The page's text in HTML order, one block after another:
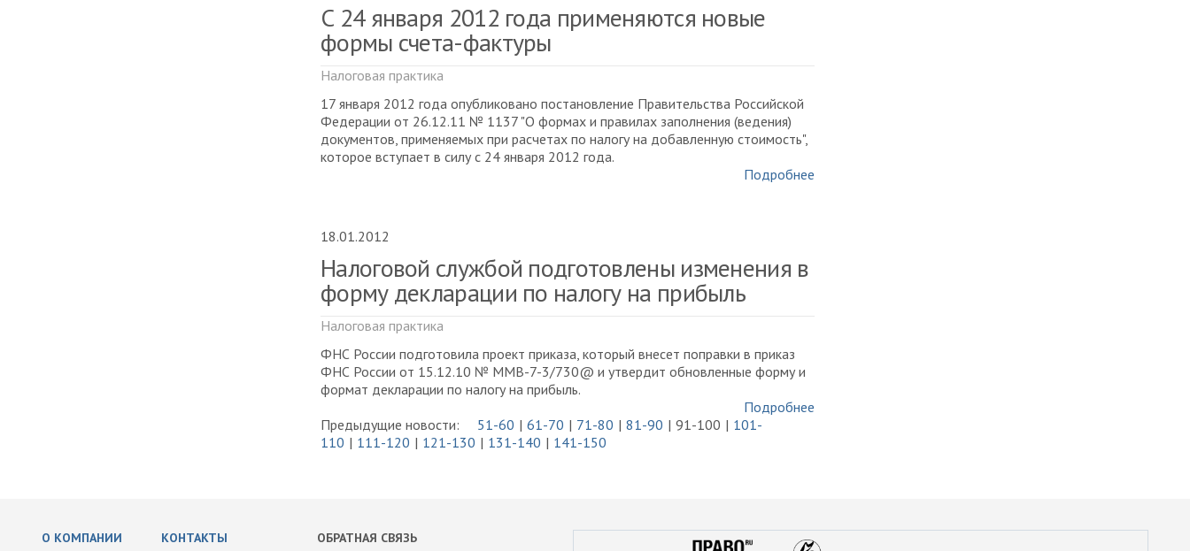
С 24 января 2012 года применяются новые
формы счета-фактуры
Налоговая практика
17 января 2012 года опубликовано постановление Правительства Российской
Федерации от 26.12.11 № 1137 "О формах и правилах заполнения (ведения)
документов, применяемых при расчетах по налогу на добавленную стоимость",
которое вступает в силу с 24 января 2012 года.
Подробнее
18.01.2012
Налоговой службой подготовлены изменения в
форму декларации по налогу на прибыль
Налоговая практика
ФНС России подготовила проект приказа, который внесет поправки в приказ
ФНС России от 15.12.10 № ММВ-7-3/730@ и утвердит обновленные форму и
формат декларации по налогу на прибыль.
Подробнее
Предыдущие новости:
51-60 61-70 71-80 81-90 91-100
101-
110
111-120 121-130 131-140 141-150
О КОМПАНИИ
КОНТАКТЫ
ОБРАТНАЯ СВЯЗЬ